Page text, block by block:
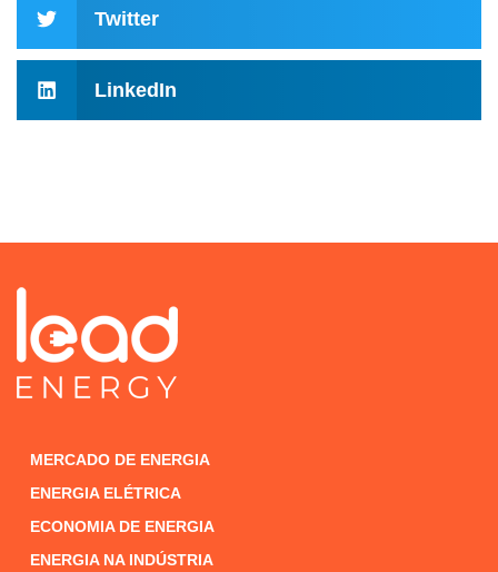
Twitter
LinkedIn
MERCADO DE ENERGIA
ENERGIA ELÉTRICA
ECONOMIA DE ENERGIA
ENERGIA NA INDÚSTRIA